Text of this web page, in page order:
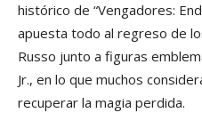
histórico de “Vengadores:
apuesta todo al regreso de
Russo junto a figuras
Jr., en lo que muchos
recuperar la magia perdida.